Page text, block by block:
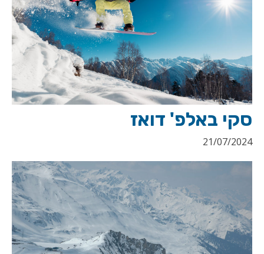
סקי באלפ' דואז
21/07/2024